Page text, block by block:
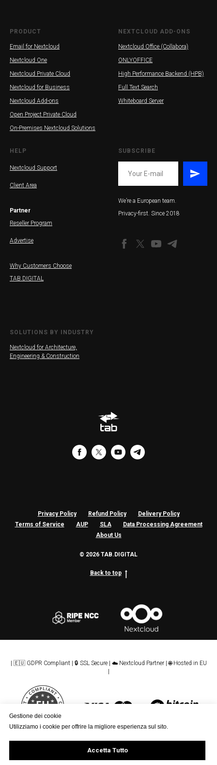
Gestione dei cookie
Utilizziamo i cookie per offrire la migliore esperienza sul sito.
Accetta Tutto
PRODUCT
Email for Nextcloud
Nextcloud One
Nextcloud Private Cloud
Nextcloud for Business
Nextcloud Add-ons
Open Project Private Cloud
On-Premises Nextcloud Solutions
NEXTCLOUD ADD-ONS
Nextcloud Office (Collabora)
ONLYOFFICE
High Performance Backend (HPB)
Full Text Search
Whiteboard Server
HELP
Nextcloud Support
Client Area
Partner
Reseller Program
Advertise
Why Customers Choose
TAB.DIGITAL
SUBSCRIBE
We’re a European team.
Privacy-first. Since 2018
SOLUTIONS BY INDUSTRY
Nextcloud for Architecture,
Engineering & Construction
Privacy Policy Refund Policy
Delivery Policy
Terms of Service
AUP SLA
Data Processing Agreement
About Us
© 2026 TAB.DIGITAL
Back to top
| 🇪🇺 GDPR Compliant | 🔒 SSL Secure | ☁️ Nextcloud Partner | 🌐 Hosted in EU